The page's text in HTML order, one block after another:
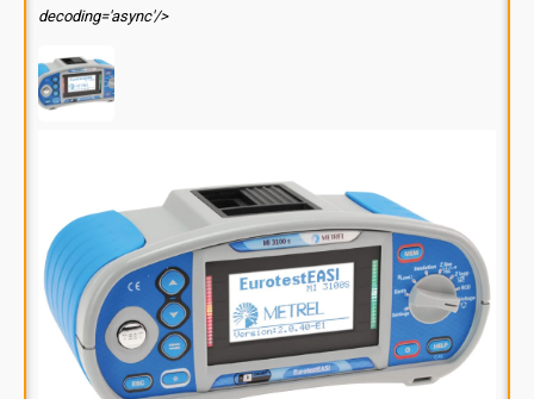
decoding='async'/>